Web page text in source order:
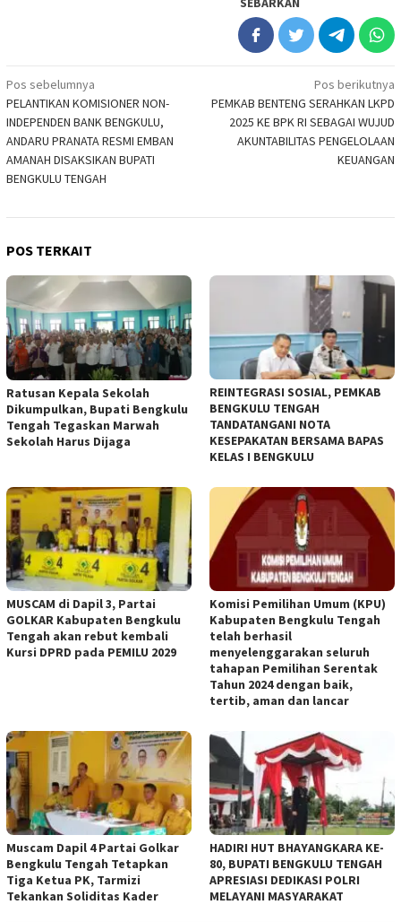
Navigasi
pos
Pos sebelumnya
PELANTIKAN KOMISIONER NON-
INDEPENDEN BANK BENGKULU,
ANDARU PRANATA RESMI EMBAN
AMANAH DISAKSIKAN BUPATI
BENGKULU TENGAH
Pos berikutnya
PEMKAB BENTENG SERAHKAN LKPD
2025 KE BPK RI SEBAGAI WUJUD
AKUNTABILITAS PENGELOLAAN
KEUANGAN
POS TERKAIT
Ratusan Kepala Sekolah
Dikumpulkan, Bupati Bengkulu
Tengah Tegaskan Marwah
Sekolah Harus Dijaga
REINTEGRASI SOSIAL, PEMKAB
BENGKULU TENGAH
TANDATANGANI NOTA
KESEPAKATAN BERSAMA BAPAS
KELAS I BENGKULU
MUSCAM di Dapil 3, Partai
GOLKAR Kabupaten Bengkulu
Tengah akan rebut kembali
Kursi DPRD pada PEMILU 2029
Komisi Pemilihan Umum (KPU)
Kabupaten Bengkulu Tengah
telah berhasil
menyelenggarakan seluruh
tahapan Pemilihan Serentak
Tahun 2024 dengan baik,
tertib, aman dan lancar
Muscam Dapil 4 Partai Golkar
Bengkulu Tengah Tetapkan
Tiga Ketua PK, Tarmizi
Tekankan Soliditas Kader
HADIRI HUT BHAYANGKARA KE-
80, BUPATI BENGKULU TENGAH
APRESIASI DEDIKASI POLRI
MELAYANI MASYARAKAT